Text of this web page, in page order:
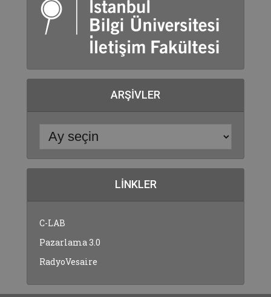
ARŞIVLER
LINKLER
C-LAB
Pazarlama 3.0
RadyoVesaire